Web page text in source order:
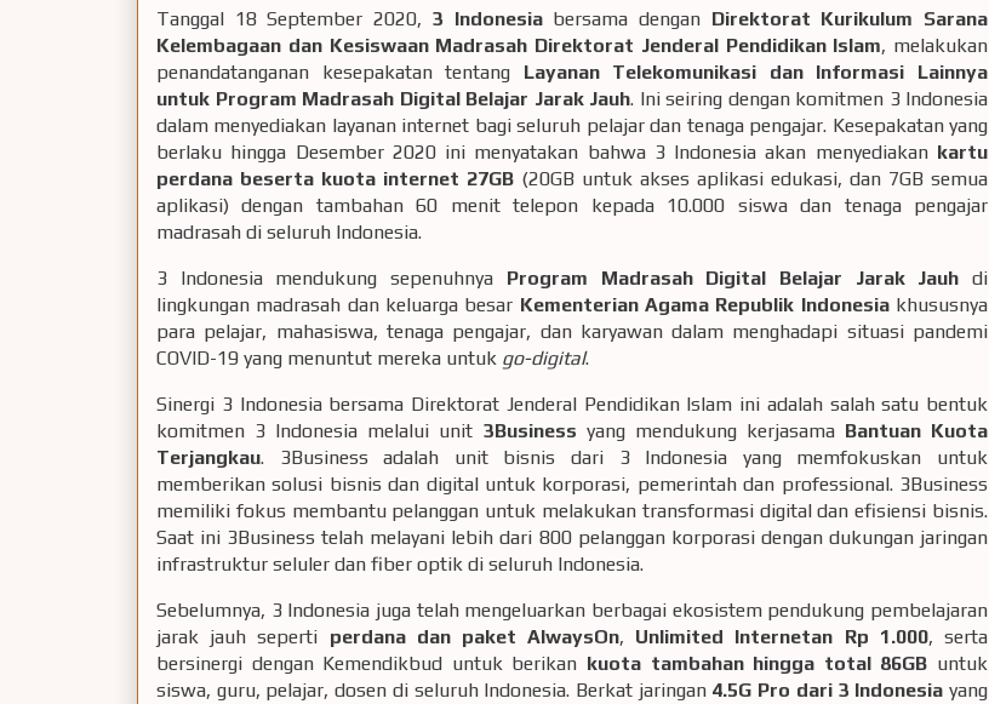
Tanggal 18 September 2020, 3 Indonesiabersama dengan Direktorat Kurikulum Sarana
Kelembagaan dan Kesiswaan Madrasah Direktorat Jenderal Pendidikan Islam, melakukan
penandatanganan kesepakatan tentang Layanan Telekomunikasi dan Informasi Lainnya
untuk Program Madrasah Digital Belajar Jarak Jauh. Ini seiring dengan komitmen 3 Indonesia
dalam menyediakan layanan internet bagi seluruh pelajar dan tenaga pengajar. Kesepakatan yang
berlaku hingga Desember 2020 ini menyatakan bahwa 3 Indonesia akan menyediakan kartu
perdana beserta kuota internet 27GB (20GB untuk akses aplikasi edukasi, dan 7GB semua
aplikasi) dengan tambahan 60 menit telepon kepada 10.000 siswa dan tenaga pengajar
madrasah di seluruh Indonesia.
3 Indonesia mendukung sepenuhnya Program Madrasah Digital Belajar Jarak Jauh di
lingkungan madrasah dan keluarga besar Kementerian Agama Republik Indonesiakhususnya
para pelajar, mahasiswa, tenaga pengajar, dan karyawan dalam menghadapi situasi pandemi
COVID-19 yang menuntut mereka untuk go-digital.
Sinergi 3 Indonesia bersama Direktorat Jenderal Pendidikan Islam ini adalah salah satu bentuk
komitmen 3 Indonesia melalui unit 3Business yang mendukung kerjasama Bantuan Kuota
Terjangkau. 3Business adalah unit bisnis dari 3 Indonesia yang memfokuskan untuk
memberikan solusi bisnis dan digital untuk korporasi, pemerintah dan professional. 3Business
memiliki fokus membantu pelanggan untuk melakukan transformasi digital dan efisiensi bisnis.
Saat ini 3Business telah melayani lebih dari 800 pelanggan korporasi dengan dukungan jaringan
infrastruktur seluler dan fiber optik di seluruh Indonesia.
Sebelumnya, 3 Indonesia juga telah mengeluarkan berbagai ekosistem pendukung pembelajaran
jarak jauh seperti perdana dan paket AlwaysOn, Unlimited Internetan Rp 1.000, serta
bersinergi dengan Kemendikbud untuk berikan kuota tambahan hingga total 86GB untuk
siswa, guru, pelajar, dosen di seluruh Indonesia. Berkat jaringan 4.5G Pro dari 3 Indonesia yang